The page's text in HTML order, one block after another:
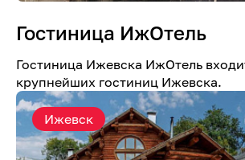
Гостиница ИжОтель
Гостиница Ижевска ИжОтель
крупнейших гостиниц Ижевска.
Ижевск